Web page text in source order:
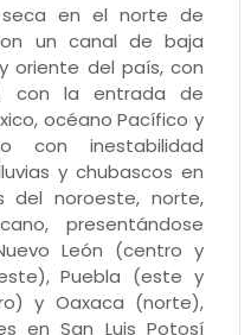
en el norte de
un canal de baja
oriente del país, con
con la entrada de
océano Pacífico y
con inestabilidad
y chubascos en
del noroeste, norte,
presentándose
León (centro y
Puebla (este y
y Oaxaca (norte),
en San Luis Potosí